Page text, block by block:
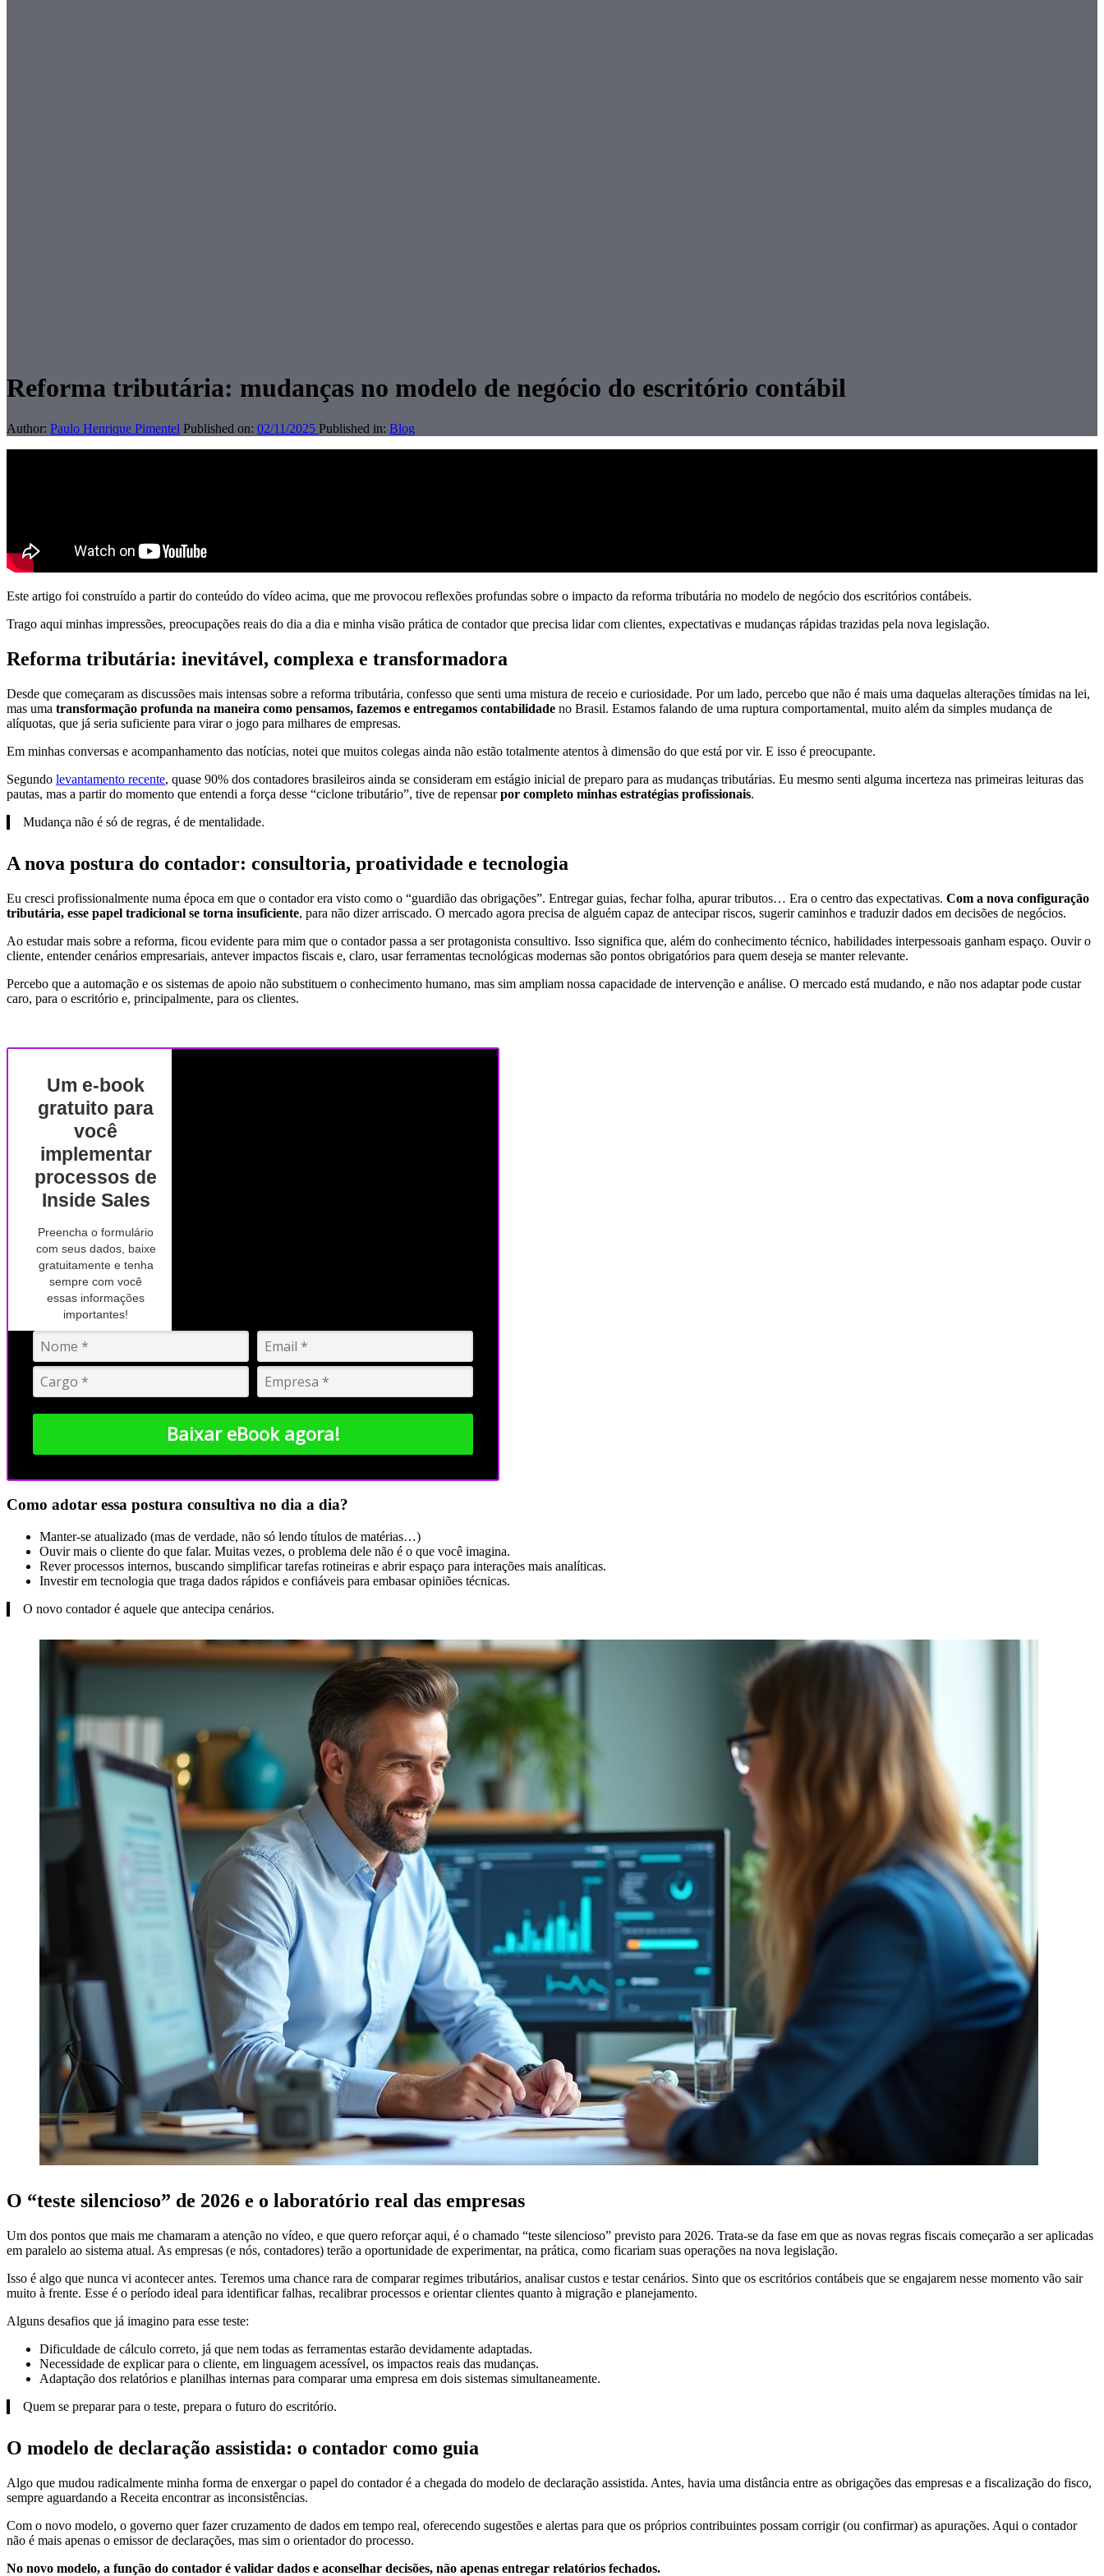
Reforma tributária: mudanças no modelo de negócio do escritório contábil
Author: Paulo Henrique Pimentel Published on: 02/11/2025 Published in: Blog
Este artigo foi construído a partir do conteúdo do vídeo acima, que me provocou reflexões profundas sobre o impacto da reforma tributária no modelo de negócio dos escritórios contábeis.
Trago aqui minhas impressões, preocupações reais do dia a dia e minha visão prática de contador que precisa lidar com clientes, expectativas e mudanças rápidas trazidas pela nova legislação.
Reforma tributária: inevitável, complexa e transformadora
Desde que começaram as discussões mais intensas sobre a reforma tributária, confesso que senti uma mistura de receio e curiosidade. Por um lado, percebo que não é mais uma daquelas alterações tímidas na lei,
mas uma transformação profunda na maneira como pensamos, fazemos e entregamos contabilidade no Brasil. Estamos falando de uma ruptura comportamental, muito além da simples mudança de
alíquotas, que já seria suficiente para virar o jogo para milhares de empresas.
Em minhas conversas e acompanhamento das notícias, notei que muitos colegas ainda não estão totalmente atentos à dimensão do que está por vir. E isso é preocupante.
Segundo levantamento recente, quase 90% dos contadores brasileiros ainda se consideram em estágio inicial de preparo para as mudanças tributárias. Eu mesmo senti alguma incerteza nas primeiras leituras das
pautas, mas a partir do momento que entendi a força desse “ciclone tributário”, tive de repensarpor completo minhas estratégias profissionais.
Mudança não é só de regras, é de mentalidade.
A nova postura do contador: consultoria, proatividade e tecnologia
Eu cresci profissionalmente numa época em que o contador era visto como o “guardião das obrigações”. Entregar guias, fechar folha, apurar tributos… Era o centro das expectativas. Com a nova configuração
tributária, esse papel tradicional se torna insuficiente, para não dizer arriscado. O mercado agora precisa de alguém capaz de antecipar riscos, sugerir caminhos e traduzir dados em decisões de negócios.
Ao estudar mais sobre a reforma, ficou evidente para mim que o contador passa a ser protagonista consultivo. Isso significa que, além do conhecimento técnico, habilidades interpessoais ganham espaço. Ouvir o
cliente, entender cenários empresariais, antever impactos fiscais e, claro, usar ferramentas tecnológicas modernas são pontos obrigatórios para quem deseja se manter relevante.
Percebo que a automação e os sistemas de apoio não substituem o conhecimento humano, mas sim ampliam nossa capacidade de intervenção e análise. O mercado está mudando, e não nos adaptar pode custar
caro, para o escritório e, principalmente, para os clientes.
Um e-book
gratuito para
você
implementar
processos de
Inside Sales
Preencha o formulário
com seus dados, baixe
gratuitamente e tenha
sempre com você
essas informações
importantes!
Baixar eBook agora!
Como adotar essa postura consultiva no dia a dia?
Manter-se atualizado (mas de verdade, não só lendo títulos de matérias…)
Ouvir mais o cliente do que falar. Muitas vezes, o problema dele não é o que você imagina.
Rever processos internos, buscando simplificar tarefas rotineiras e abrir espaço para interações mais analíticas.
Investir em tecnologia que traga dados rápidos e confiáveis para embasar opiniões técnicas.
O novo contador é aquele que antecipa cenários.
O “teste silencioso” de 2026 e o laboratório real das empresas
Um dos pontos que mais me chamaram a atenção no vídeo, e que quero reforçar aqui, é o chamado “teste silencioso” previsto para 2026. Trata-se da fase em que as novas regras fiscais começarão a ser aplicadas
em paralelo ao sistema atual. As empresas (e nós, contadores) terão a oportunidade de experimentar, na prática, como ficariam suas operações na nova legislação.
Isso é algo que nunca vi acontecer antes. Teremos uma chance rara de comparar regimes tributários, analisar custos e testar cenários. Sinto que os escritórios contábeis que se engajarem nesse momento vão sair
muito à frente. Esse é o período ideal para identificar falhas, recalibrar processos e orientar clientes quanto à migração e planejamento.
Alguns desafios que já imagino para esse teste:
Dificuldade de cálculo correto, já que nem todas as ferramentas estarão devidamente adaptadas.
Necessidade de explicar para o cliente, em linguagem acessível, os impactos reais das mudanças.
Adaptação dos relatórios e planilhas internas para comparar uma empresa em dois sistemas simultaneamente.
Quem se preparar para o teste, prepara o futuro do escritório.
O modelo de declaração assistida: o contador como guia
Algo que mudou radicalmente minha forma de enxergar o papel do contador é a chegada do modelo de declaração assistida. Antes, havia uma distância entre as obrigações das empresas e a fiscalização do fisco,
sempre aguardando a Receita encontrar as inconsistências.
Com o novo modelo, o governo quer fazer cruzamento de dados em tempo real, oferecendo sugestões e alertas para que os próprios contribuintes possam corrigir (ou confirmar) as apurações. Aqui o contador
não é mais apenas o emissor de declarações, mas sim o orientador do processo.
No novo modelo, a função do contador é validar dados e aconselhar decisões, não apenas entregar relatórios fechados.